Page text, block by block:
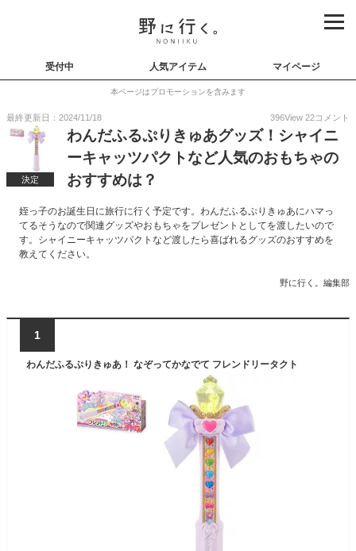
受付中 人気アイテム マイページ
本ページはプロモーションを含みます
最終更新日：2024/11/18 396View 22コメント
決定
わんだふるぷりきゅあグッズ！シャイニ
ーキャッツパクトなど人気のおもちゃの
おすすめは？
姪っ子のお誕生日に旅行に行く予定です。わんだふるぷりきゅあにハマっ
てるそうなので関連グッズやおもちゃをプレゼントとしてを渡したいので
す。シャイニーキャッツパクトなど渡したら喜ばれるグッズのおすすめを
教えてください。
野に行く。編集部
1
わんだふるぷりきゅあ！ なぞってかなでて フレンドリータクト